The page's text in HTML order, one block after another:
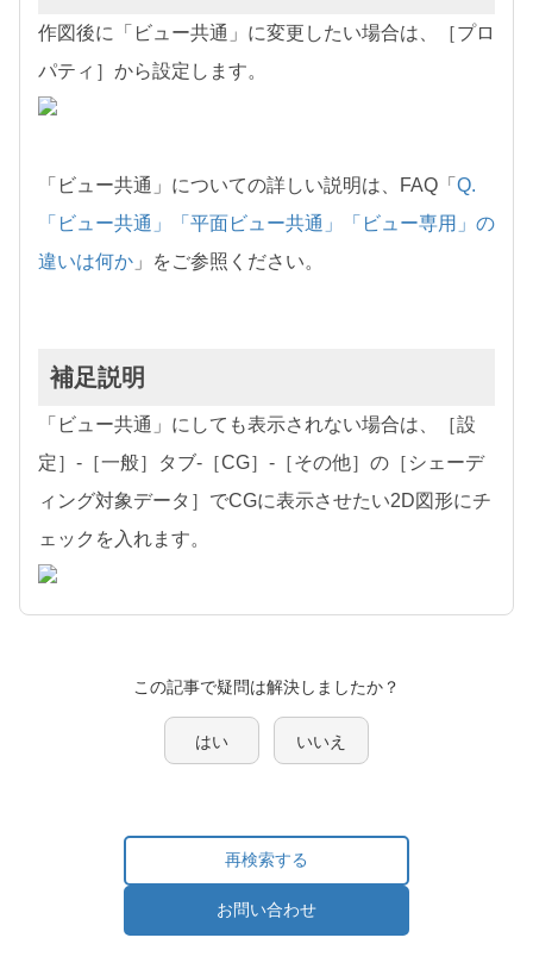
作図後に「ビュー共通」に変更したい場合は、［プロ
パティ］から設定します。
「ビュー共通」についての詳しい説明は、FAQ「 Q.
「ビュー共通」「平面ビュー共通」「ビュー専用」の
違いは何か 」をご参照ください。
補足説明
「ビュー共通」にしても表示されない場合は、［設
定］-［一般］タブ-［CG］-［その他］の［シェーデ
ィング対象データ］でCGに表示させたい2D図形にチ
ェックを入れます。
この記事で疑問は解決しましたか？
はい いいえ
再検索する
お問い合わせ